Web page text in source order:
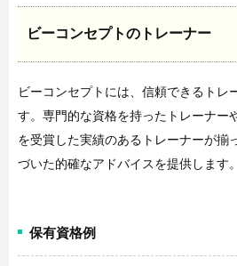
ビーコンセプトのトレーナー
ビーコンセプトには、信頼できるトレ
す。専門的な資格を持ったトレーナー
を受賞した実績のあるトレーナーが揃
づいた的確なアドバイスを提供します。
保有資格例